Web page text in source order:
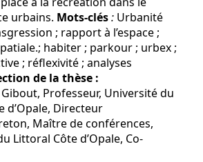
urbains. Mots-clés: Urbanité
; rapport à l’espace ;
habiter ; parkour ; urbex ;
; réflexivité ; analyses
de la thèse :
Professeur, Université du
d’Opale, Directeur
Maître de conférences,
Littoral Côte d’Opale, Co-